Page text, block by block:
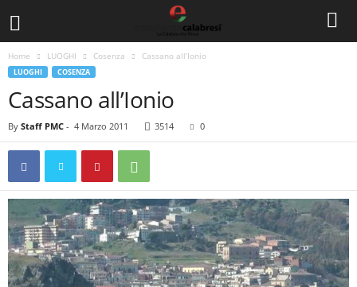
Home LUOGHI Cosenza Cassano all’Ionio
LUOGHI COSENZA
Cassano all’Ionio
By Staff PMC - 4 Marzo 2011 3514 0